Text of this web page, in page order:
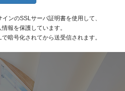
ンのSSLサーバ証明書を使用して、
報を保護しています。
暗号化されてから送受信されます。